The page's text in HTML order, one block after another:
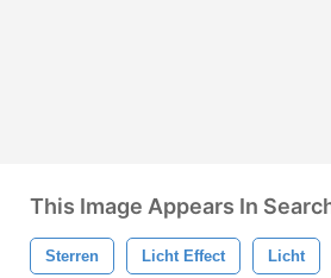
This Image Appears In
Sterren Licht Effect Licht